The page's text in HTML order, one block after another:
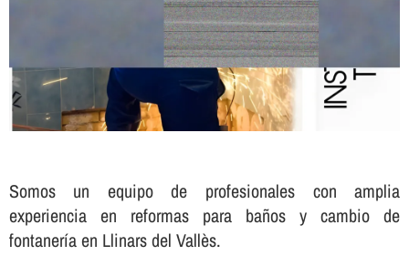
Somos un equipo de profesionales con amplia
experiencia en reformas para baños y cambio de
fontanerí­a en Llinars del Vallès.